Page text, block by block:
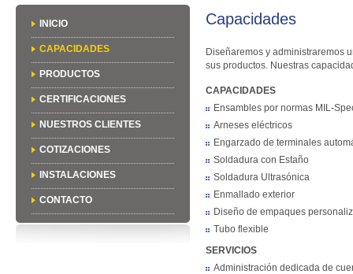
INICIO
CAPACIDADES
PRODUCTOS
CERTIFICACIONES
NUESTROS CLIENTES
COTIZACIONES
INSTALACIONES
CONTACTO
Capacidades
Diseñaremos y administraremos
sus productos. Nuestras
CAPACIDADES
Ensambles por normas MIL-
Arneses eléctricos
Engarzado de terminales
Soldadura con Estaño
Soldadura Ultrasónica
Enmallado exterior
Diseño de empaques
Tubo flexible
SERVICIOS
Administración dedicada de